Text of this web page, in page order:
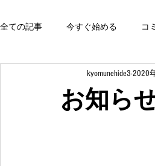
全ての記事 今すぐ始める コ
お知ら
kyomunehide3 2020